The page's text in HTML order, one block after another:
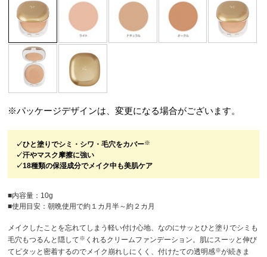
※パッケージデザインは、変更になる場合がございます。
✓ひと塗りでシミ・シワ・毛穴をカバー※
✓汗やマスク摩擦に強い
✓18種類の保湿成分でメイク中も美肌ケア
■内容量：10g
■使用目安：朝晩使用で約１カ月半～約２カ月
メイクしたことを忘れてしまう軽い付け心地、なのにサッとひと塗りでシミも
毛穴もつるんと隠して※ くれるクリームファンデーション。肌にスーッと伸び
てピタッと密着するのでメイク崩れしにくく、付けたての透明感※が続きま